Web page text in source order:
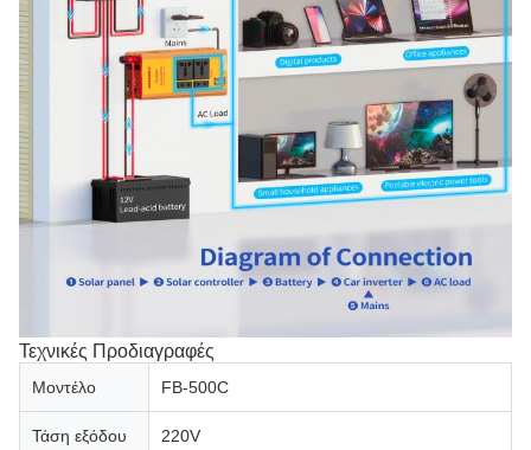
Τεχνικές Προδιαγραφές
Μοντέλο FB-500C
Τάση εξόδου 220V